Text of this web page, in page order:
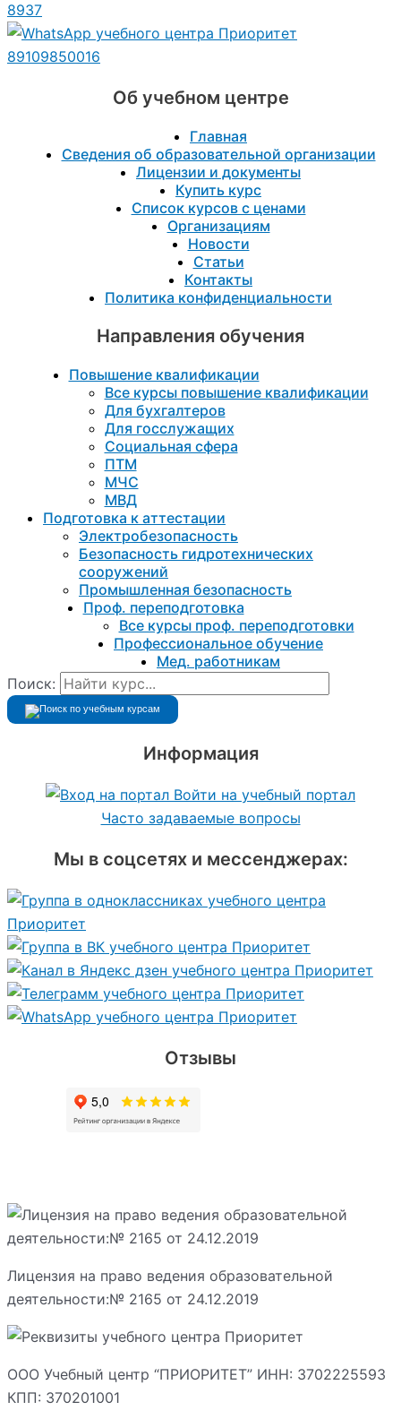
8937
89109850016
Об учебном центре
Главная
Сведения об образовательной организации
Лицензии и документы
Купить курс
Список курсов с ценами
Организациям
Новости
Статьи
Контакты
Политика конфиденциальности
Направления обучения
Повышение квалификации
Все курсы повышение квалификации
Для бухгалтеров
Для госслужащих
Социальная сфера
ПТМ
МЧС
МВД
Подготовка к aттестации
Электробезопасность
Безопасность гидротехнических
сооружений
Промышленная безопасность
Проф. переподготовка
Все курсы проф. переподготовки
Профессиональное обучение
Мед. работникам
Поиск:
Информация
Войти на учебный портал
Часто задаваемые вопросы
Мы в соцсетях и мессенджерах:
Отзывы
Лицензия на право ведения образовательной
деятельности:№ 2165 от 24.12.2019
ООО Учебный центр “ПРИОРИТЕТ” ИНН: 3702225593
КПП: 370201001